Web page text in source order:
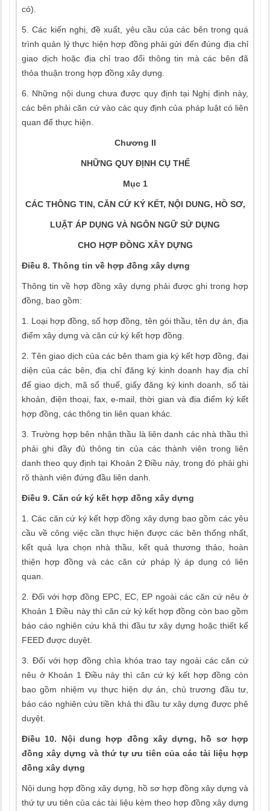
có).
5. Các kiến nghị, đề xuất, yêu cầu của các bên trong quá
trình quản lý thực hiện hợp đồng phải gửi đến đúng địa chỉ
giao dịch hoặc địa chỉ trao đổi thông tin mà các bên đã
thỏa thuận trong hợp đồng xây dựng.
6. Những nội dung chưa được quy định tại Nghị định này,
các bên phải căn cứ vào các quy định của pháp luật có liên
quan để thực hiện.
Chương II
NHỮNG QUY ĐỊNH CỤ THỂ
Mục 1
CÁC THÔNG TIN, CĂN CỨ KÝ KẾT, NỘI DUNG, HỒ SƠ,
LUẬT ÁP DỤNG VÀ NGÔN NGỮ SỬ DỤNG
CHO HỢP ĐỒNG XÂY DỰNG
Điều 8. Thông tin về hợp đồng xây dựng
Thông tin về hợp đồng xây dựng phải được ghi trong hợp
đồng, bao gồm:
1. Loại hợp đồng, số hợp đồng, tên gói thầu, tên dự án, địa
điểm xây dựng và căn cứ ký kết hợp đồng.
2. Tên giao dịch của các bên tham gia ký kết hợp đồng, đại
diện của các bên, địa chỉ đăng ký kinh doanh hay địa chỉ
để giao dịch, mã số thuế, giấy đăng ký kinh doanh, số tài
khoản, điện thoại, fax, e-mail, thời gian và địa điểm ký kết
hợp đồng, các thông tin liên quan khác.
3. Trường hợp bên nhận thầu là liên danh các nhà thầu thì
phải ghi đầy đủ thông tin của các thành viên trong liên
danh theo quy định tại Khoản 2 Điều này, trong đó phải ghi
rõ thành viên đứng đầu liên danh.
Điều 9. Căn cứ ký kết hợp đồng xây dựng
1. Các căn cứ ký kết hợp đồng xây dựng bao gồm các yêu
cầu về công việc cần thực hiện được các bên thống nhất,
kết quả lựa chọn nhà thầu, kết quả thương thảo, hoàn
thiện hợp đồng và các căn cứ pháp lý áp dụng có liên
quan.
2. Đối với hợp đồng EPC, EC, EP ngoài các căn cứ nêu ở
Khoản 1 Điều này thì căn cứ ký kết hợp đồng còn bao gồm
báo cáo nghiên cứu khả thi đầu tư xây dựng hoặc thiết kế
FEED được duyệt.
3. Đối với hợp đồng chìa khóa trao tay ngoài các căn cứ
nêu ở Khoản 1 Điều này thì căn cứ ký kết hợp đồng còn
bao gồm nhiệm vụ thực hiện dự án, chủ trương đầu tư,
báo cáo nghiên cứu tiền khả thi đầu tư xây dựng được phê
duyệt.
Điều 10. Nội dung hợp đồng xây dựng, hồ sơ hợp
đồng xây dựng và thứ tự ưu tiên của các tài liệu hợp
đồng xây dựng
Nội dung hợp đồng xây dựng, hồ sơ hợp đồng xây dựng và
thứ tự ưu tiên của các tài liệu kèm theo hợp đồng xây dựng